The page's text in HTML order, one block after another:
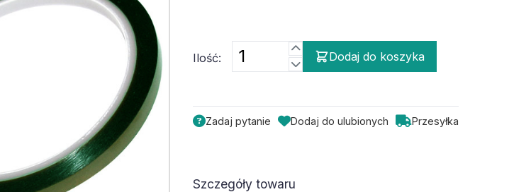
Ilość: Dodaj do koszyka
Zadaj pytanie Dodaj do ulubionych Przesyłka
Szczegóły towaru